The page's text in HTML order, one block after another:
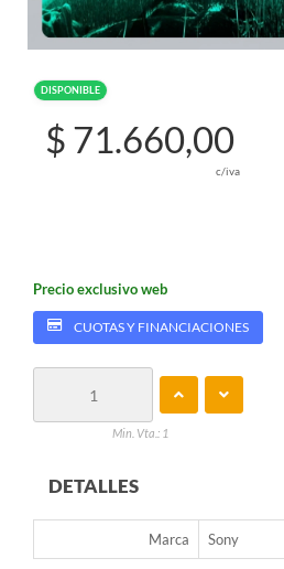
DISPONIBLE
$ 71.660,00
c/iva
Precio exclusivo web
CUOTAS Y FINANCIACIONES
Min. Vta.: 1
DETALLES
Marca Sony